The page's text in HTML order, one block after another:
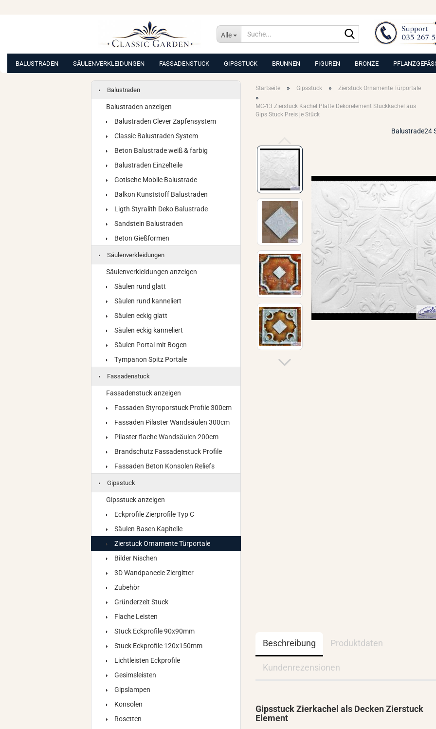
Alle
Suche...
BALUSTRADEN SÄULENVERKLEIDUNGEN FASSADENSTUCK GIPSSTUCK BRUNNEN FIGUREN BRONZE
Startseite » Gipsstuck » Zierstuck Ornamente Türportale
»
MC-13 Zierstuck Kachel Platte Dekorelement Stuckkachel aus
Gips Stuck Preis je Stück
Balustrade24
Beschreibung Produktdaten
Kundenrezensionen
Gipsstuck Zierkachel als Decken Zierstuck
Element
Balustraden
Balustraden anzeigen
Balustraden Clever Zapfensystem
Classic Balustraden System
Beton Balustrade weiß & farbig
Balustraden Einzelteile
Gotische Mobile Balustrade
Balkon Kunststoff Balustraden
Ligth Styralith Deko Balustrade
Sandstein Balustraden
Beton Gießformen
Säulenverkleidungen
Säulenverkleidungen anzeigen
Säulen rund glatt
Säulen rund kanneliert
Säulen eckig glatt
Säulen eckig kanneliert
Säulen Portal mit Bogen
Tympanon Spitz Portale
Fassadenstuck
Fassadenstuck anzeigen
Fassaden Styroporstuck Profile 300cm
Fassaden Pilaster Wandsäulen 300cm
Pilaster flache Wandsäulen 200cm
Brandschutz Fassadenstuck Profile
Fassaden Beton Konsolen Reliefs
Gipsstuck
Gipsstuck anzeigen
Eckprofile Zierprofile Typ C
Säulen Basen Kapitelle
Zierstuck Ornamente Türportale
Bilder Nischen
3D Wandpaneele Ziergitter
Zubehör
Gründerzeit Stuck
Flache Leisten
Stuck Eckprofile 90x90mm
Stuck Eckprofile 120x150mm
Lichtleisten Eckprofile
Gesimsleisten
Gipslampen
Konsolen
Rosetten